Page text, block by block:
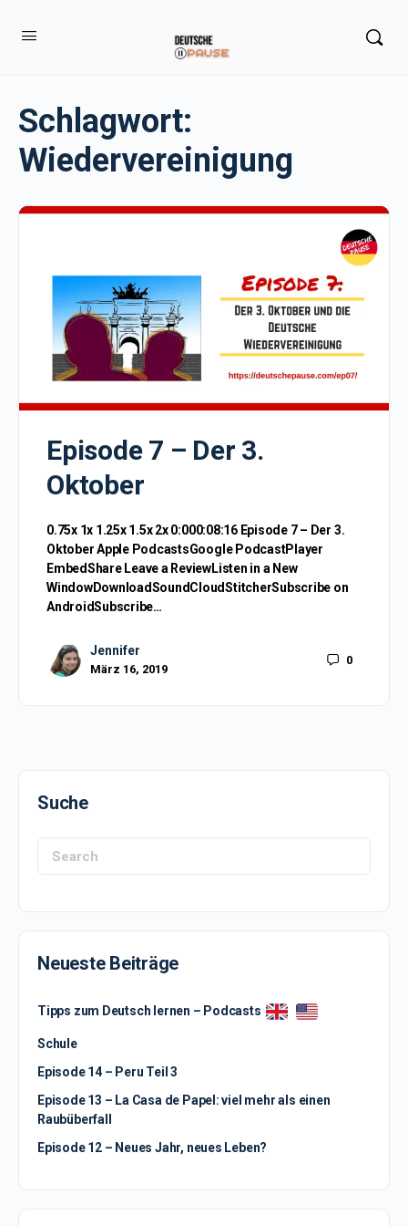
Schlagwort:
Wiedervereinigung
Episode 7 – Der 3.
Oktober
0.75x 1x 1.25x 1.5x 2x 0:000:08:16 Episode 7 – Der 3.
Oktober Apple PodcastsGoogle PodcastPlayer
EmbedShare Leave a ReviewListen in a New
WindowDownloadSoundCloudStitcherSubscribe on
AndroidSubscribe…
Jennifer
März 16, 2019
0
Suche
Search
for:
Neueste Beiträge
Tipps zum Deutsch lernen – Podcasts
Schule
Episode 14 – Peru Teil 3
Episode 13 – La Casa de Papel: viel mehr als einen
Raubüberfall
Episode 12 – Neues Jahr, neues Leben?